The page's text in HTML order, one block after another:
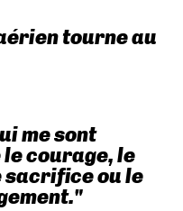
tourne au
me sont
courage, le
ou le